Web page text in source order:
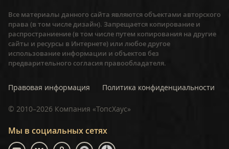
Мы в социальных сетях
Все материалы данного сайта являются объектами авторского
права (в том числе дизайн). Запрещается копирование и
распространиение (в том числе путем копирования на другие
сайты и ресурсы в Интернете) или любое другое
использование информации и объектов без
предварительного согласия правообладателя.
Правовая информация Политика конфиденциальности
© 2010–2026 Компания «ТопсХаус»